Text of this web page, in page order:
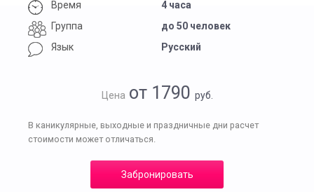
Время
4 часа
Группа
до 50 человек
Язык
Русский
Цена от 1790 руб.
В каникулярные, выходные и праздничные дни расчет
стоимости может отличаться.
Забронировать